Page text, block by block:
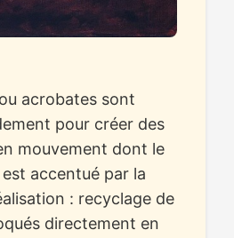
acrobates sont
pour créer des
mouvement dont le
accentué par la
: recyclage de
directement en